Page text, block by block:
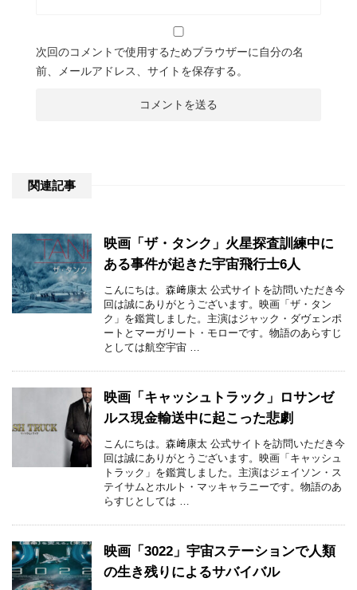
次回のコメントで使用するためブラウザーに自分の名
前、メールアドレス、サイトを保存する。
関連記事
映画「ザ・タンク」火星探査訓練中に
ある事件が起きた宇宙飛行士6人
こんにちは。森﨑康太 公式サイトを訪問いただき今
回は誠にありがとうございます。映画「ザ・タン
ク」を鑑賞しました。主演はジャック・ダヴェンポ
ートとマーガリート・モローです。物語のあらすじ
としては航空宇宙 …
映画「キャッシュトラック」ロサンゼ
ルス現金輸送中に起こった悲劇
こんにちは。森﨑康太 公式サイトを訪問いただき今
回は誠にありがとうございます。映画「キャッシュ
トラック」を鑑賞しました。主演はジェイソン・ス
テイサムとホルト・マッキャラニーです。物語のあ
らすじとしては …
映画「3022」宇宙ステーションで人類
の生き残りによるサバイバル